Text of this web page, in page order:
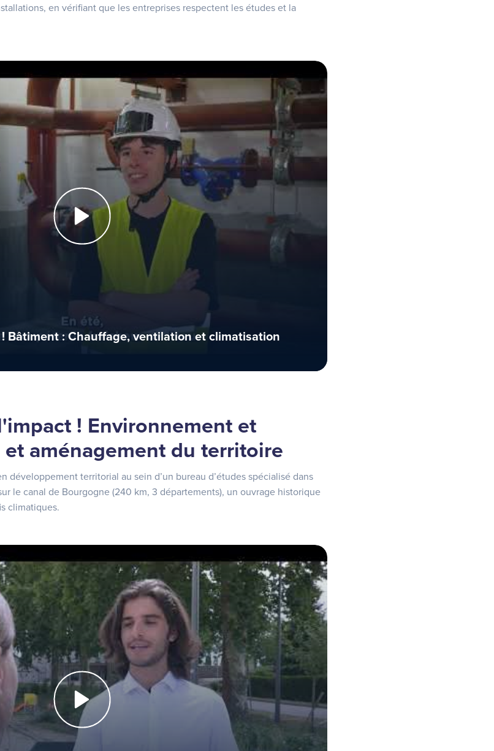
en vérifiant que les entreprises respectent les études et la
Bâtiment : Chauffage, ventilation et climatisation
! Environnement et
aménagement du territoire
développement territorial au sein d’un bureau d’études spécialisé dans
le canal de Bourgogne (240 km, 3 départements), un ouvrage historique
climatiques.